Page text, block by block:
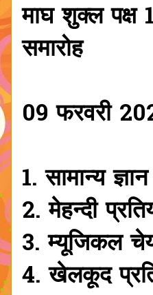
माघ शुक्ल पक्ष
समारोह
09 फरवरी
1. सामान्य
2. मेहन्दी
3. म्यूजिकल
4. खेलकूद